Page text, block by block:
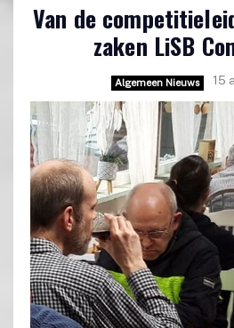
Van de
zaken LiSB
Algemeen Nieuws 15